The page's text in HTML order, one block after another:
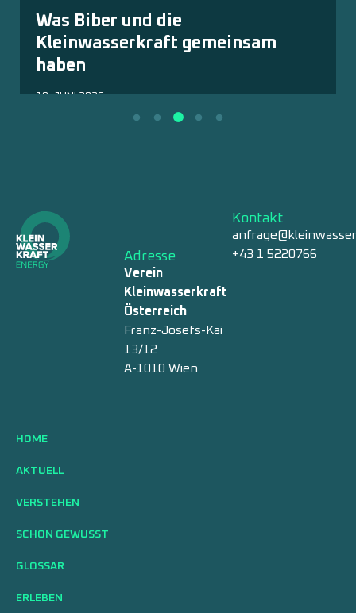
Was Biber und die
Kleinwasserkraft gemeinsam
haben
18. JUNI 2026
Adresse
Verein
Kleinwasserkraft
Österreich
Franz-Josefs-Kai
13/12
A-1010 Wien
Kontakt
+43 1 5220766
HOME
AKTUELL
VERSTEHEN
SCHON GEWUSST
GLOSSAR
ERLEBEN